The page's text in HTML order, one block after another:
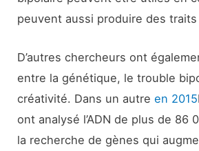
peuvent aussi produire des
D’autres chercheurs ont
entre la génétique, le trouble
créativité. Dans un autreen 2015
ont analysé l’ADN de plus de 86
la recherche de gènes qui